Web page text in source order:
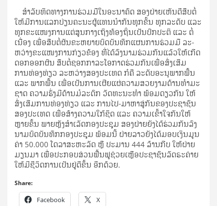
ສຳ­ລັບ​ທິດ​ທາງ​ການ​ຮ່ວມ​ມື​ໃນ​ອະ­ນາ­ຄົດ ສອງ​ຝ່າຍ​ເຫັນ​ດີ​ສືບ­ຕໍ່​
ໃຫ້​ມີ​ການ​ແລກ­ປ່ຽນ​ຄະ­ນະ​ຜູ້​ແທນ​ນຳ​ກັນ​ທຸກ​ຂັ້ນ ທຸກ​ລະ­ດັບ ແລະ
ທຸກ​ຂະ­ແໜງ­ການ​ແຕ່​ສູນ​ກາງ​ເຖິງ​ທ້ອງ­ຖິ່ນ​ເປັນ​ປົກ​ປະ­ຕິ ແລະ ຕໍ່​
ເນື່ອງ ເພື່ອ​ສືບ­ຕໍ່​ຜັນ​ຂະ­ຫຍາຍ​ບົດ​ບັນ­ທຶກ​ແຜນ­ການ​ຮ່ວມ​ມື ລະ­
ຫວ່າງ​ຂະ­ແໜງ­ການ​ກ່ຽວ­ຂ້ອງ ທີ່​ໄດ້​ລົງ​ນາມ​ຮ່ວມ​ກັນ​ແລ້ວ​ໃຫ້​ເກີດ​
ດອກ​ອອກ​ຜົນ ສືບ­ຕໍ່​ຊອກ​ກາ­ລະ​ໂອ­ກາດ​ຮ່ວມ​ກັນ​ເພື່ອ​ສົ່ງ­ເສີມ​
ການ­ທ່ອງ­ທ່ຽວ ລະ­ຫວ່າງ​ສອງ​ປະ­ເທດ ກໍ​ຄື ລະ­ດັບ​ອະ­ນຸ​ພາກ​ພື້ນ
ແລະ ພາກ​ພື້ນ ເພື່ອ​ເປັນ​ການ​ເຜີຍ­ແຜ່​ຄວາມ​ສວຍ​ງາມ​ດ້ານ​ທຳ​ມະ​
ຊາດ ຄວາມ​ຮັ່ງ­ມີ​ດ້ານ​ມໍ­ລະ­ດົກ ວັດ­ທະ­ນະ­ທຳ ພ້ອມ​ດຽວ​ກັນ ໃຫ້​
ສົ່ງ­ເສີມ​ການ­ທ່ອງ­ທ່ຽວ ແລະ ການ​ໄປ-ມາ​ຫາ​ສູ່​ກັນ​ຂອງ​ປະ­ຊາ­ຊົນ​
ສອງ​ປະ­ເທດ ເພື່ອ​ສ້າງ​ຄວາມ​ໃກ້­ຊິດ ແລະ ຄວາມ​ເຂົ້າ­ໃຈ​ກັນ​ໃຫ້​
ຫຼາຍ​ຂຶ້ນ ພາຍ­ຫຼັງ​ສຳ­ເລັດ​ກອງ​ປະ­ຊຸມ ສອງ​ຝ່າຍ​ຍັງ​ໄດ້​ຮ່ວມ​ກັນ​ລົງ​
ນາມ​ບົດ​ບັນ­ທຶກ​ກອງ​ປະ­ຊຸມ ພ້ອມ​ນີ້ ຝ່າຍ​ລາວ​ຍັງ​ໄດ້​ມອບ​ເງິນ​ມູນ​
ຄ່າ 50.000 ໂດ​ລາ​ສະ­ຫະ­ລັດ ຫຼື ປະ­ມານ 444 ລ້ານ​ກີບ ໃຫ້​ຝ່າຍ​
ມຽນ​ມາ ເພື່ອ​ປະ­ກອບ­ສ່ວນ​ຟື້ນ​ຟູ​ຊ່ວຍ­ເຫຼືອ​ປະ­ຊາ­ຊົນ​ລັດ​ຣະ​ຄ່າຍ
ໃຫ້​ມີ​ຊີ­ວິດ​ການ​ເປັນ​ຢູ່​ດີ​ຂຶ້ນ ອີກ​ດ້ວຍ.
Share:
Facebook X